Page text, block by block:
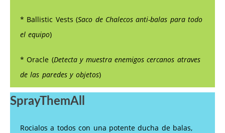
* Ballistic Vests (Saco de Chalecos anti-balas para todo
el equipo)
* Oracle (Detecta y muestra enemigos cercanos atraves
de las paredes y objetos)
SprayThemAll
Rocialos a todos con una potente ducha de balas,